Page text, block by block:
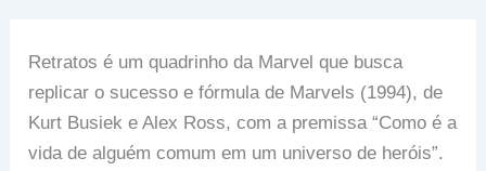
Retratos é um quadrinho da Marvel que busca
replicar o sucesso e fórmula de Marvels (1994), de
Kurt Busiek e Alex Ross, com a premissa “Como é a
vida de alguém comum em um universo de heróis”.